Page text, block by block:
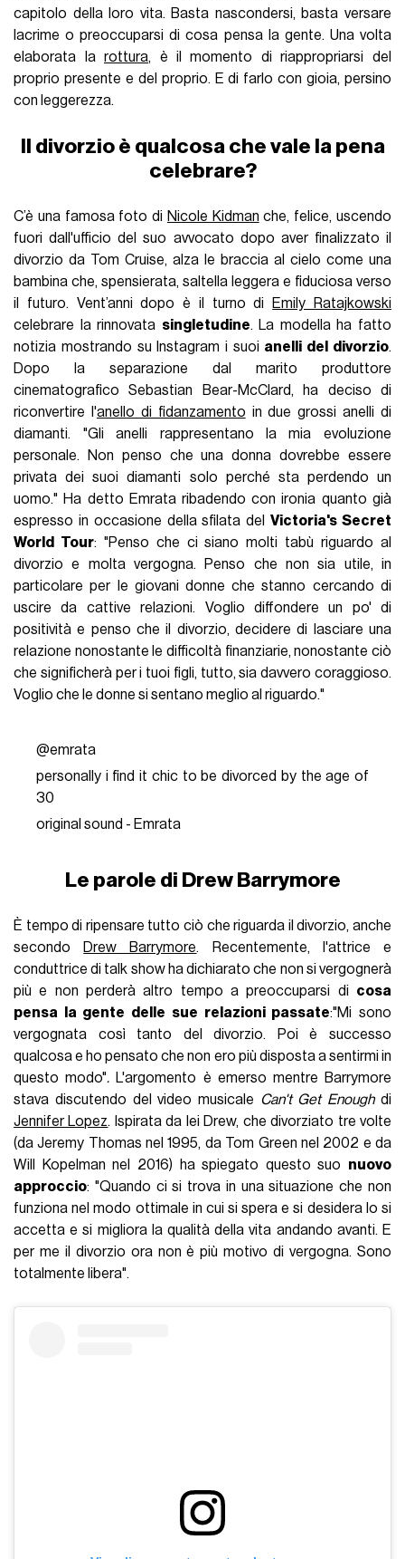
capitolo della loro vita. Basta nascondersi, basta versare
lacrime o preoccuparsi di cosa pensa la gente. Una volta
elaborata larottura, è il momento di riappropriarsi del
proprio presente e del proprio. E di farlo con gioia, persino
con leggerezza.
Il divorzio è qualcosa che vale la pena
celebrare?
C’è una famosa foto di Nicole Kidman che, felice, uscendo
fuori dall'ufficio del suo avvocato dopo aver finalizzato il
divorzio da Tom Cruise, alza le braccia al cielo come una
bambina che, spensierata, saltella leggera e fiduciosa verso
il futuro. Vent’anni dopo è il turno di
Emily Ratajkowski
celebrare la rinnovata singletudine. La modella ha fatto
notizia mostrando su Instagram i suoi anelli del divorzio.
Dopo la separazione dal marito produttore
cinematografico Sebastian Bear-McClard, ha deciso di
riconvertire l'anello di fidanzamento in due grossi anelli di
diamanti. "Gli anelli rappresentano la mia evoluzione
personale. Non penso che una donna dovrebbe essere
privata dei suoi diamanti solo perché sta perdendo un
uomo." Ha detto Emrata ribadendo con ironia quanto già
espresso in occasione della sfilata delVictoria's Secret
World Tour: "Penso che ci siano molti tabù riguardo al
divorzio e molta vergogna. Penso che non sia utile, in
particolare per le giovani donne che stanno cercando di
uscire da cattive relazioni. Voglio diffondere un po' di
positività e penso che il divorzio, decidere di lasciare una
relazione nonostante le difficoltà finanziarie, nonostante ciò
che significherà per i tuoi figli, tutto, sia davvero coraggioso.
Voglio che le donne si sentano meglio al riguardo."
@emrata
personally i find it chic to be divorced by the age of
30
original sound - Emrata
Le parole di Drew Barrymore
È tempo di ripensare tutto ciò che riguarda il divorzio, anche
secondo
Drew Barrymore. Recentemente, l'attrice e
conduttrice di talk show ha dichiarato che non si vergognerà
più e non perderà altro tempo a preoccuparsi di cosa
pensa la gente delle sue relazioni passate:"Mi sono
vergognata così tanto del divorzio. Poi è successo
qualcosa e ho pensato che non ero più disposta a sentirmi in
questo modo". L'argomento è emerso mentre Barrymore
stava discutendo del video musicale Can't Get Enoughdi
Jennifer Lopez. Ispirata da lei Drew, che divorziato tre volte
(da Jeremy Thomas nel 1995, da Tom Green nel 2002 e da
Will Kopelman nel 2016) ha spiegato questo suo nuovo
approccio: "Quando ci si trova in una situazione che non
funziona nel modo ottimale in cui si spera e si desidera lo si
accetta e si migliora la qualità della vita andando avanti. E
per me il divorzio ora non è più motivo di vergogna. Sono
totalmente libera".